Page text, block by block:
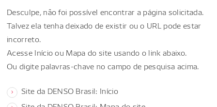
Desculpe, não foi possível encontrar a página solicitada.
Talvez ela tenha deixado de existir ou o URL pode estar
incorreto.
Acesse Início ou Mapa do site usando o link abaixo.
Ou digite palavras-chave no campo de pesquisa acima.
Site da DENSO Brasil: Início